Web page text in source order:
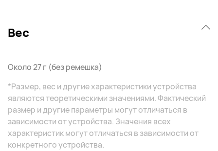
Вес
Около 27 г (без ремешка)
*Размер, вес и другие характеристики устройства
являются теоретическими значениями. Фактический
размер и другие параметры могут отличаться в
зависимости от устройства. Значения всех
характеристик могут отличаться в зависимости от
конкретного устройства.